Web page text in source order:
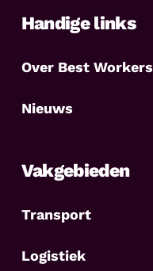
Handige links
Over Best Workers
Nieuws
Vakgebieden
Transport
Logistiek